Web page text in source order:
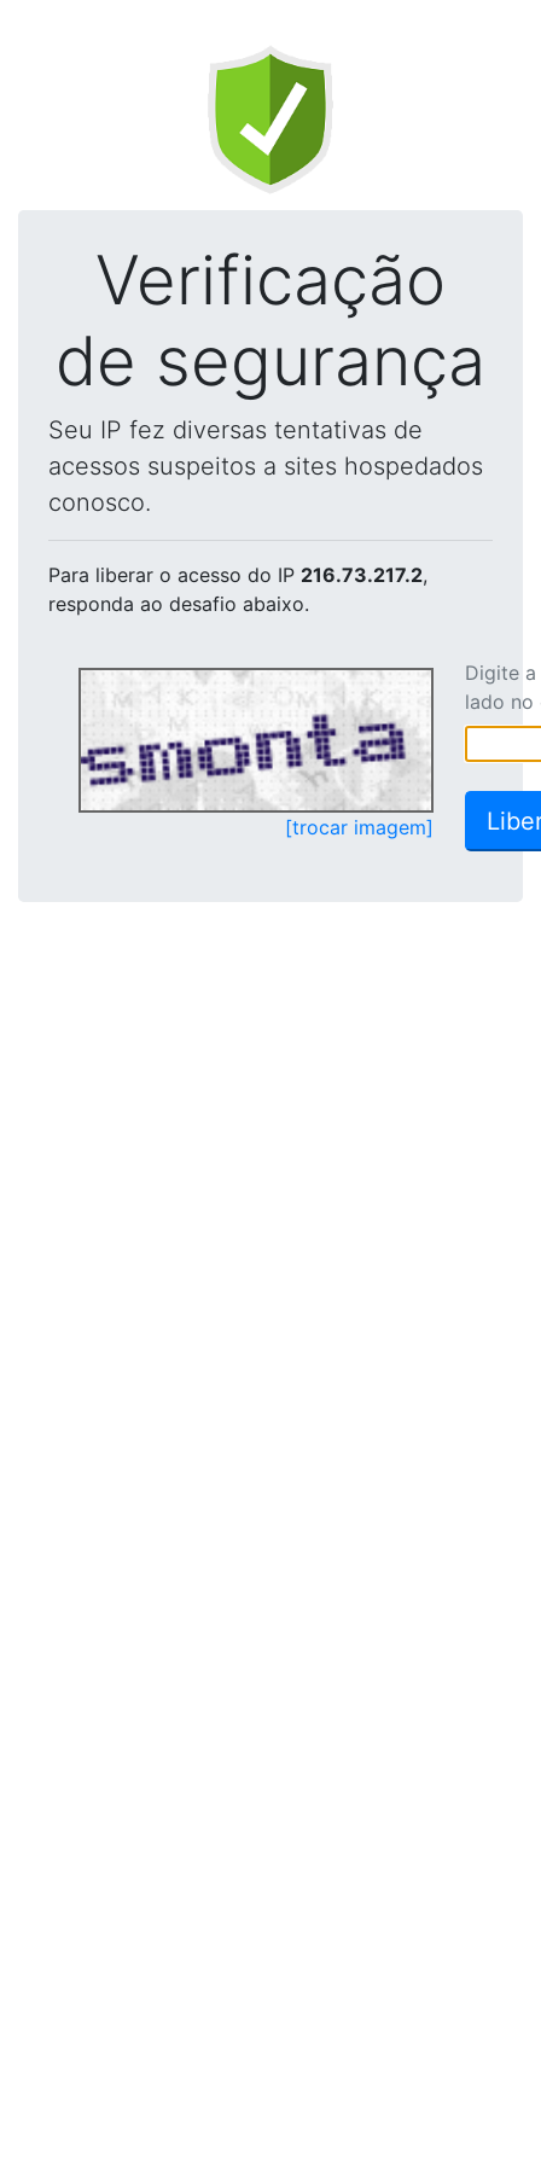
Verificação
de segurança
Seu IP fez diversas tentativas de
acessos suspeitos a sites hospedados
conosco.
Para liberar o acesso do IP 216.73.217.2,
responda ao desafio abaixo.
[trocar imagem]
Digite
lado no